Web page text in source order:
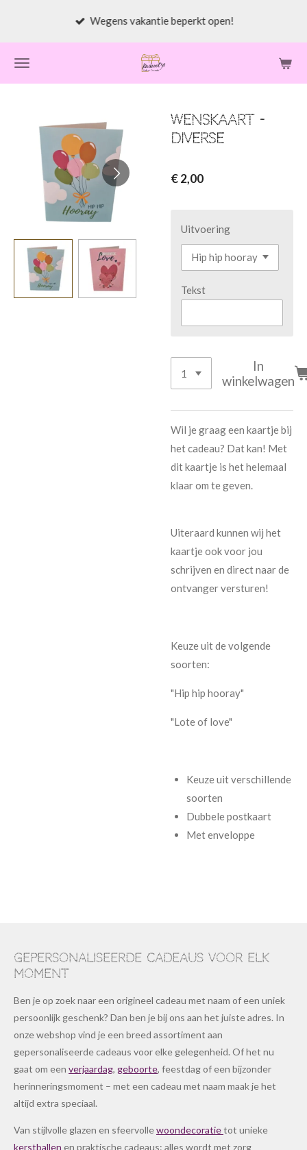
de
Wegens vakantie beperkt open!
Wenskaart -
diverse
€ 2,00
Uitvoering
Tekst
In
winkelwagen
Wil je graag een kaartje bij
het cadeau? Dat kan! Met
dit kaartje is het helemaal
klaar om te geven.
Uiteraard kunnen wij het
kaartje ook voor jou
schrijven en direct naar de
ontvanger versturen!
Keuze uit de volgende
soorten:
"Hip hip hooray"
"Lote of love"
Keuze uit verschillende
soorten
Dubbele postkaart
Met enveloppe
Gepersonaliseerde cadeaus voor elk
moment
Ben je op zoek naar een origineel cadeau met naam of een uniek
persoonlijk geschenk? Dan ben je bij ons aan het juiste adres. In
onze webshop vind je een breed assortiment aan
gepersonaliseerde cadeaus voor elke gelegenheid. Of het nu
gaat om een verjaardag, geboorte, feestdag of een bijzonder
herinneringsmoment – met een cadeau met naam maak je het
altijd extra speciaal.
Van stijlvolle glazen en sfeervollewoondecoratietot unieke
kerstballen en praktische cadeaus: alles wordt met zorg